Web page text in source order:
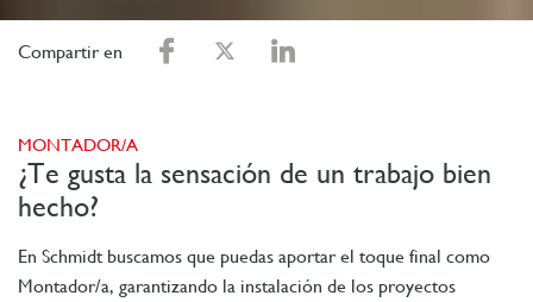
Compartir en
MONTADOR/A
¿Te gusta la sensación de un trabajo bien
hecho?
En Schmidt buscamos que puedas aportar el toque final como
Montador/a, garantizando la instalación de los proyectos